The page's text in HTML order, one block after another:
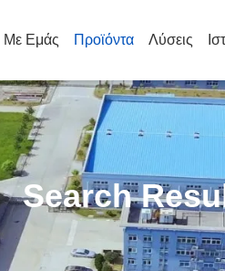
Με Εμάς Προϊόντα Λύσεις
Search